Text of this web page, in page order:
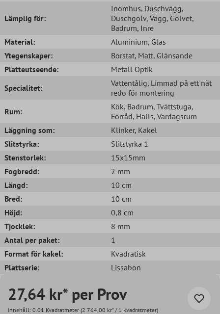
Lämplig för:
Inomhus, Duschvägg,
Duschgolv, Vägg, Golvet,
Badrum, Inre
Material:
Aluminium, Glas
Ytegenskaper:
Borstat, Matt, Glänsande
Platteutseende:
Metall Optik
Specialitet:
Vattentålig, Limmad på ett nät
redo för montering
Rum:
Kök, Badrum, Tvättstuga,
Förråd, Halls, Vardagsrum
Läggning som:
Klinker, Kakel
Slitstyrka:
Slitstyrka 1
Stenstorlek:
15x15mm
Fogbredd:
2 mm
Längd:
10 cm
Bred:
10 cm
Höjd:
0,8 cm
Tjocklek:
8 mm
Antal per paket:
1
Format för kakel:
Kvadratisk
Plattserie:
Lissabon
27,64 kr* per Prov
Innehåll: 0.01 Kvadratmeter (2 764,00 kr* / 1 Kvadratmeter)